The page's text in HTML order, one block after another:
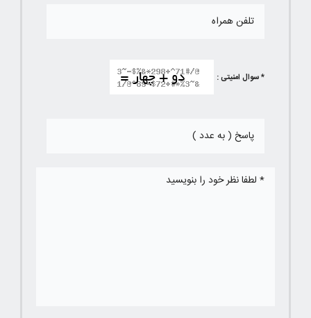
* سوال امنیتی :